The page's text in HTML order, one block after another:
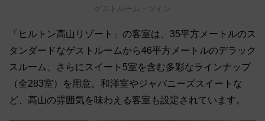
ゲストルーム・ツイン
「ヒルトン高山リゾート」の客室は、35平方メートルのス
タンダードなゲストルームから46平方メートルのデラック
スルーム、さらにスイート5室を含む多彩なラインナップ
（全283室）を用意。和洋室やジャパニーズスイートな
ど、高山の雰囲気を味わえる客室も設定されています。